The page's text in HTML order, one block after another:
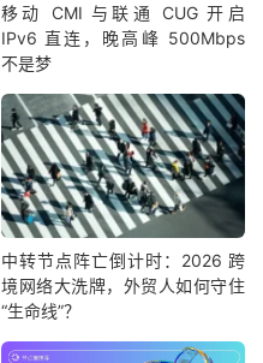
移动 CMI 与联通 CUG 开启
IPv6 直连，晚高峰 500Mbps
不是梦
中转节点阵亡倒计时：2026 跨
境网络大洗牌，外贸人如何守住
“生命线”？